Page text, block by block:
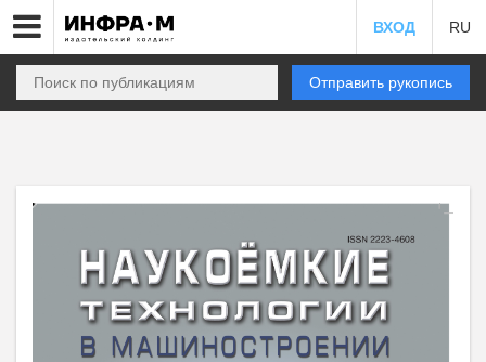
ВХОД RU
Отправить рукопись